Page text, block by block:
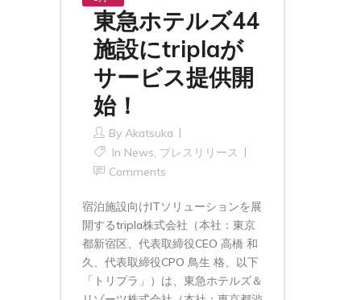
東急ホテルズ44
施設にtriplaが
サービス提供開
始！
By Akatsuka
In News, プレスリリース
Comments
宿泊施設向けITソリューションを展
開するtripla株式会社（本社：東京
都新宿区、代表取締役CEO 高橋 和
久、代表取締役CPO 鳥生 格、以下
「トリプラ」）は、東急ホテルズ＆